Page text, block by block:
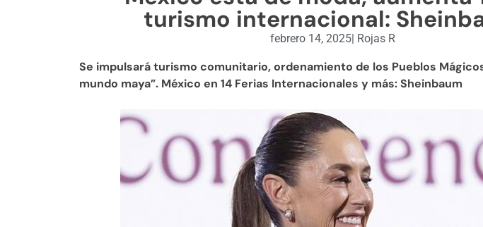
turismo internacional:
febrero 14, 2025| Rojas R
Se impulsará turismo comunitario, ordenamiento de los Pueblos
mundo maya”. México en 14 Ferias Internacionales y más: Sheinbaum